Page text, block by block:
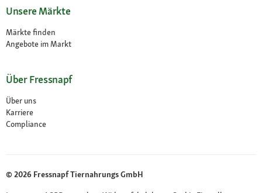
Unsere Märkte
Märkte finden
Angebote im Markt
Über Fressnapf
Über uns
Karriere
Compliance
© 2026 Fressnapf Tiernahrungs GmbH